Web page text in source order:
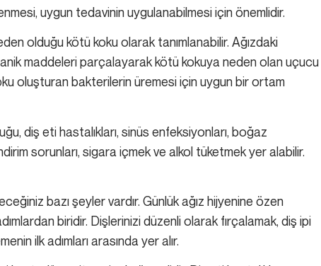
uygun tedavinin uygulanabilmesi için önemlidir.
olduğu kötü koku olarak tanımlanabilir. Ağızdaki
maddeleri parçalayarak kötü kokuya neden olan uçucu
oluşturan bakterilerin üremesi için uygun bir ortam
diş eti hastalıkları, sinüs enfeksiyonları, boğaz
sorunları, sigara içmek ve alkol tüketmek yer alabilir.
bazı şeyler vardır. Günlük ağız hijyenine özen
biridir. Dişlerinizi düzenli olarak fırçalamak, diş ipi
ilk adımları arasında yer alır.